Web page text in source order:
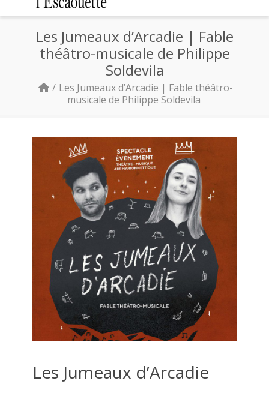
Les Jumeaux d’Arcadie | Fable
théâtro-musicale de Philippe
Soldevila
Les Jumeaux d’Arcadie | Fable théâtro-
musicale de Philippe Soldevila
Les Jumeaux d’Arcadie